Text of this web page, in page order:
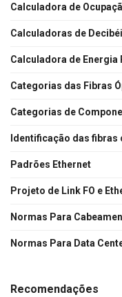
Calculadora de
Calculadoras de
Calculadora de Energia
Categorias das Fibras
Categorias de
Identificação das
Padrões Ethernet
Projeto de Link FO e
Normas Para
Normas Para Data
Recomendações